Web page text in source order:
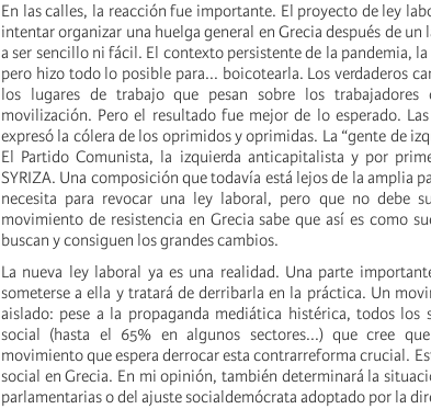
En las calles, la reacción fue importante. El proyecto de ley
intentar organizar una huelga general en Grecia después de
a ser sencillo ni fácil. El contexto persistente de la pandemia,
pero hizo todo lo posible para... boicotearla. Los verdaderos
los lugares de trabajo que pesan sobre los
movilización. Pero el resultado fue mejor de lo esperado.
expresó la cólera de los oprimidos y oprimidas. La “gente de
El Partido Comunista, la izquierda anticapitalista y por
SYRIZA. Una composición que todavía está lejos de la amplia
necesita para revocar una ley laboral, pero que no debe
movimiento de resistencia en Grecia sabe que así es como
buscan y consiguen los grandes cambios.
La nueva ley laboral ya es una realidad. Una parte
someterse a ella y tratará de derribarla en la práctica. Un
aislado: pese a la propaganda mediática histérica, todos los
social (hasta el 65% en algunos sectores...) que cree
movimiento que espera derrocar esta contrarreforma crucial.
social en Grecia. En mi opinión, también determinará la
parlamentarias o del ajuste socialdemócrata adoptado por la